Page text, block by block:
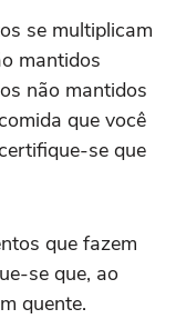
se multiplicam
mantidos
não mantidos
que você
se que
que fazem
se que, ao
quente.